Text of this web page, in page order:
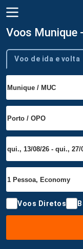
Voos Munique
Tipo de viagem
Voo de ida e volta
Voos Diretos